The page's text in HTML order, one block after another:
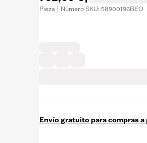
Pieza | Número SKU: 58900196BEO
Envío gratuito para compras a